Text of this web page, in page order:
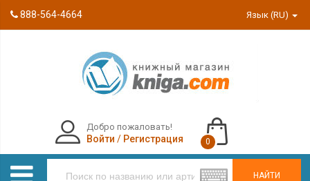
888-564-4664 Язык (RU)
НАЙТИ
Добро пожаловать!
Войти / Регистрация 0